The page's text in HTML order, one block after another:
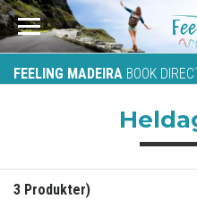
FEELING MADEIRA BOOK
3 Produkter)